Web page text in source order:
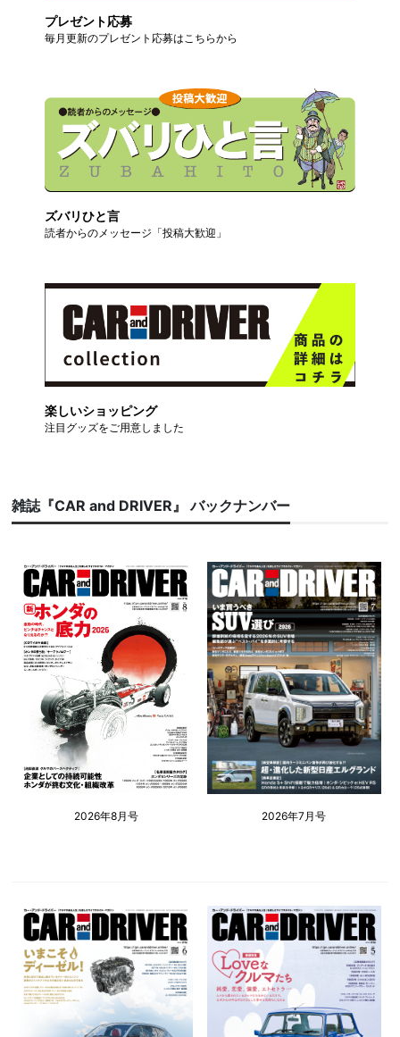
プレゼント応募
毎月更新のプレゼント応募はこちらから
ズバリひと言
読者からのメッセージ「投稿大歓迎」
楽しいショッピング
注目グッズをご用意しました
雑誌『CAR and DRIVER』 バックナンバー
2026年8月号 2026年7月号